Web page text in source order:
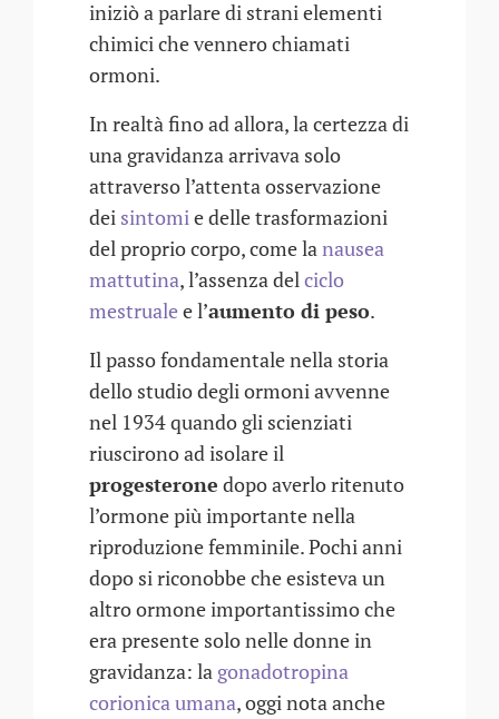
iniziò a parlare di strani elementi
chimici che vennero chiamati
ormoni.
In realtà fino ad allora, la certezza di
una gravidanza arrivava solo
attraverso l’attenta osservazione
dei sintomie delle trasformazioni
del proprio corpo, come lanausea
mattutina, l’assenza delciclo
mestrualee l’aumento di peso.
Il passo fondamentale nella storia
dello studio degli ormoni avvenne
nel 1934 quando gli scienziati
riuscirono ad isolare il
progesterone dopo averlo ritenuto
l’ormone più importante nella
riproduzione femminile. Pochi anni
dopo si riconobbe che esisteva un
altro ormone importantissimo che
era presente solo nelle donne in
gravidanza: la gonadotropina
corionica umana, oggi nota anche